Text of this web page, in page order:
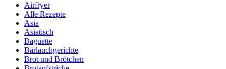
Airfryer
Alle Rezepte
Asia
Asiatisch
Baguette
Bärlauchgerichte
Brot und Brötchen